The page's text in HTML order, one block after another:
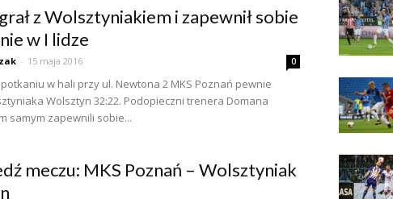
z Wolsztyniakiem i zapewnił sobie
w I lidze
- 15 maja 2016 0
w hali przy ul. Newtona 2 MKS Poznań pewnie
Wolsztyn 32:22. Podopieczni trenera Domana
samym zapewnili sobie...
meczu: MKS Poznań – Wolsztyniak